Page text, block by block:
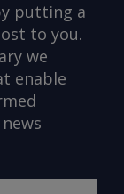
putting a
to you.
we
enable